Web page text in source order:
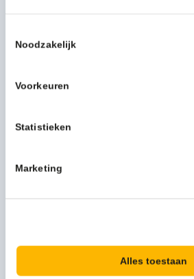
Noodzakelijk
Voorkeuren
Statistieken
Marketing
Alles toestaan
Neem contact op
Kleur
Afmeting 40cm
Vikan HACCP